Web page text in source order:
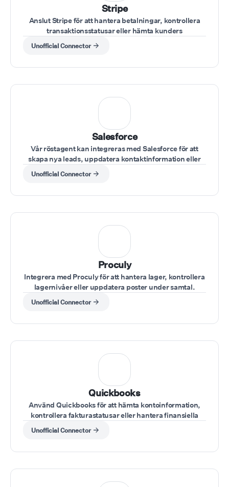
Stripe
Anslut Stripe för att hantera betalningar, kontrollera
transaktionsstatusar eller hämta kunders
betalningsuppgifter under ett samtal.
Unofficial Connector
Salesforce
Vår röstagent kan integreras med Salesforce för att
skapa nya leads, uppdatera kontaktinformation eller
hämta kontodata under samtal.
Unofficial Connector
Proculy
Integrera med Proculy för att hantera lager, kontrollera
lagernivåer eller uppdatera poster under samtal.
Unofficial Connector
Quickbooks
Använd Quickbooks för att hämta kontoinformation,
kontrollera fakturastatusar eller hantera finansiella
poster under samtal.
Unofficial Connector